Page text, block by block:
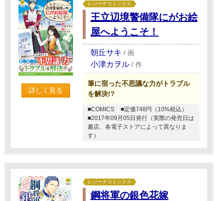
詳しく見る
レジーナコミックス
王立辺境警備隊にがお絵
屋へようこそ！
朝丘サキ / 画
小津カヲル / 作
筆に宿った不思議な力がトラブル
を解決!?
■COMICS
■定価748円（10%税込）
■2017年09月05日発行（実際の発売日は
書店、各電子ストアによって異なりま
す）
レジーナコミックス
鋼将軍の銀色花嫁